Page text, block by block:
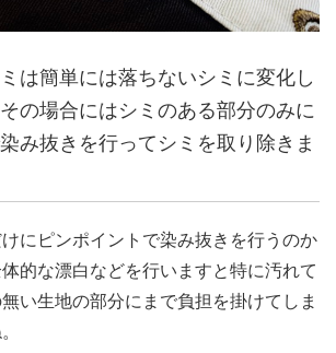
は簡単には落ちないシミに変化し
の場合にはシミのある部分のみに
み抜きを行ってシミを取り除きま
にピンポイントで染み抜きを行うのか
的な漂白などを行いますと特に汚れて
い生地の部分にまで負担を掛けてしま